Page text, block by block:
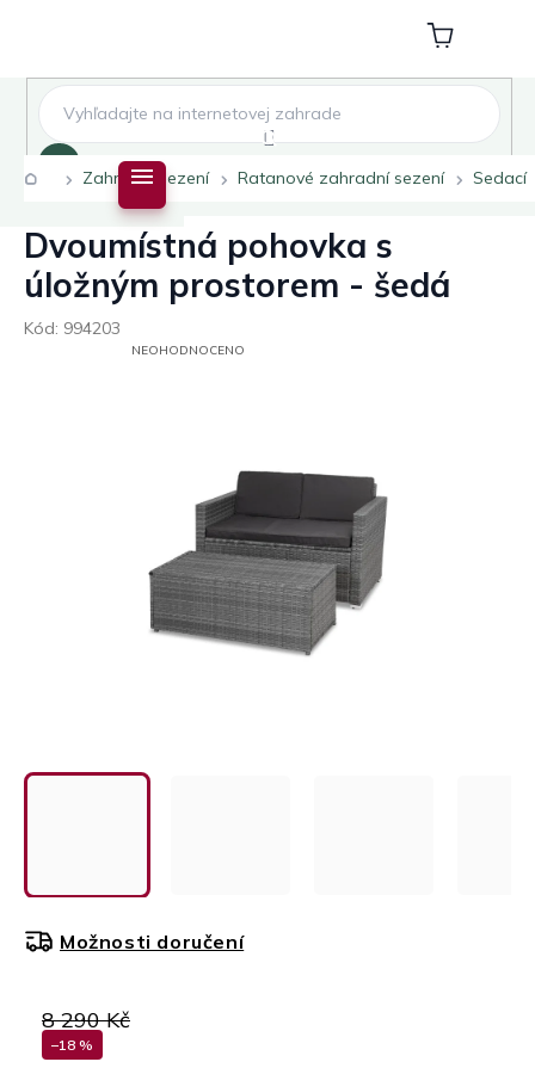
Nákupní
košík
DomůZahradní sezení Ratanové zahradní sezení Sedací
Dvoumístná pohovka s
úložným prostorem - šedá
Kód: 994203
PRŮMĚRNÉNEOHODNOCENO
8 290 Kč
–18 %
Možnosti doručení